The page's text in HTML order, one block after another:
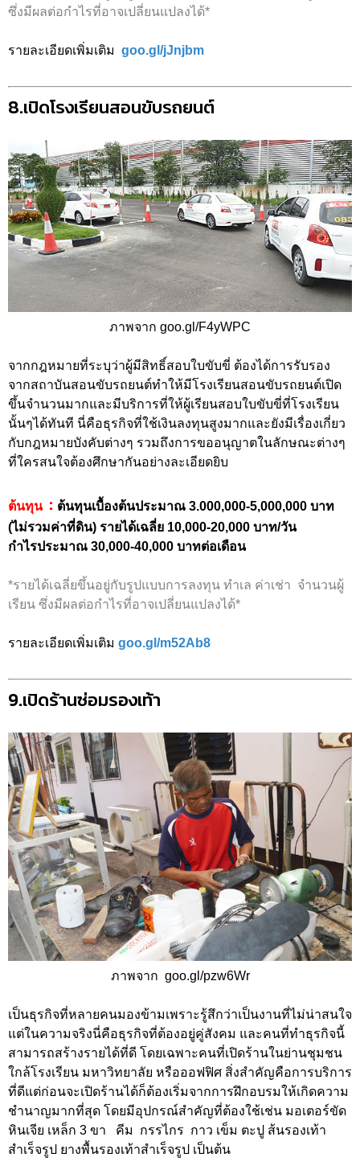
ซึ่งมีผลต่อกำไรที่อาจเปลี่ยนแปลงได้*
รายละเอียดเพิ่มเติม goo.gl/jJnjbm
8.เปิดโรงเรียนสอนขับรถยนต์
ภาพจาก goo.gl/F4yWPC
จากกฎหมายที่ระบุว่าผู้มีสิทธิ์สอบใบขับขี่ ต้องได้การรับรอง
จากสถาบันสอนขับรถยนต์ทำให้มีโรงเรียนสอนขับรถยนต์เปิด
ขึ้นจำนวนมากและมีบริการที่ให้ผู้เรียนสอบใบขับขี่ที่โรงเรียน
นั้นๆได้ทันที นี่คือธุรกิจที่ใช้เงินลงทุนสูงมากและยังมีเรื่องเกี่ยว
กับกฎหมายบังคับต่างๆ รวมถึงการขออนุญาตในลักษณะต่างๆ
ที่ใครสนใจต้องศึกษากันอย่างละเอียดยิบ
ต้นทุน : ต้นทุนเบื้องต้นประมาณ 3.000,000-5,000,000 บาท
(ไม่รวมค่าที่ดิน) รายได้เฉลี่ย 10,000-20,000 บาท/วัน
กำไรประมาณ 30,000-40,000 บาทต่อเดือน
*รายได้เฉลี่ยขึ้นอยู่กับรูปแบบการลงทุน ทำเล ค่าเช่า จำนวนผู้
เรียน ซึ่งมีผลต่อกำไรที่อาจเปลี่ยนแปลงได้*
รายละเอียดเพิ่มเติม goo.gl/m52Ab8
9.เปิดร้านซ่อมรองเท้า
ภาพจาก goo.gl/pzw6Wr
เป็นธุรกิจที่หลายคนมองข้ามเพราะรู้สึกว่าเป็นงานที่ไม่น่าสนใจ
แต่ในความจริงนี่คือธุรกิจที่ต้องอยู่คู่สังคม และคนที่ทำธุรกิจนี้
สามารถสร้างรายได้ที่ดี โดยเฉพาะคนที่เปิดร้านในย่านชุมชน
ใกล้โรงเรียน มหาวิทยาลัย หรือออฟฟิศ สิ่งสำคัญคือการบริการ
ที่ดีแต่ก่อนจะเปิดร้านได้ก็ต้องเริ่มจากการฝึกอบรมให้เกิดความ
ชำนาญมากที่สุด โดยมีอุปกรณ์สำคัญที่ต้องใช้เช่น มอเตอร์ขัด
หินเจีย เหล็ก 3 ขา คีม กรรไกร กาว เข็ม ตะปู ส้นรองเท้า
สำเร็จรูป ยางพื้นรองเท้าสำเร็จรูป เป็นต้น